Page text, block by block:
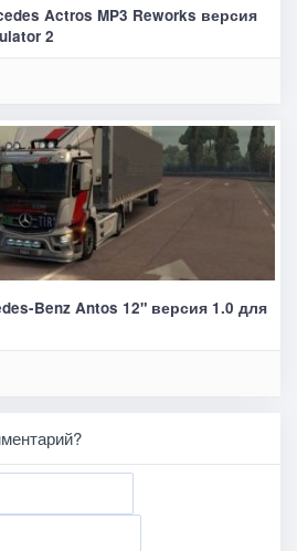
Actros MP3 Reworks версия
2
Benz Antos 12" версия 1.0 для